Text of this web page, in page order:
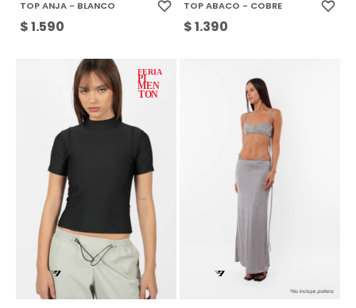
TOP ANJA - BLANCO
$1.590
TOP ABACO - COBRE
$1.390